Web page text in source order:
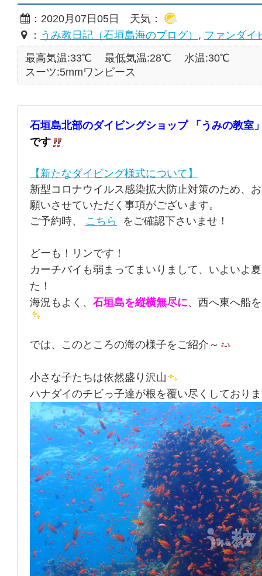
：2020月07日05日 天気：
： うみ教日記（石垣島海のブログ） , ファンダイ
最高気温:33℃
最低気温:28℃
水温:30℃
スーツ:5mmワンピース
石垣島北部のダイビングショップ 「うみの教室
です
【新たなダイビング様式について】
新型コロナウイルス感染拡大防止対策のため、
願いさせていただく事項がございます。
ご予約時、 こちら をご確認下さいませ！
どーも！リンです！
カーチバイも弱まってまいりまして、いよいよ
た！
海況もよく、 石垣島を縦横無尽に、西へ東へ船
では、このところの海の様子をご紹介～
小さな子たちは依然盛り沢山
ハナダイのチビっ子達が根を覆い尽くしており